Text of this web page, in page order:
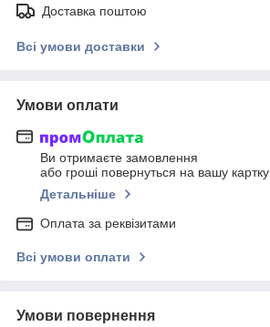
Доставка поштою
Всі умови доставки
Умови оплати
Ви отримаєте замовлення
або гроші повернуться на вашу картку
Детальніше
Оплата за реквізитами
Всі умови оплати
Умови повернення